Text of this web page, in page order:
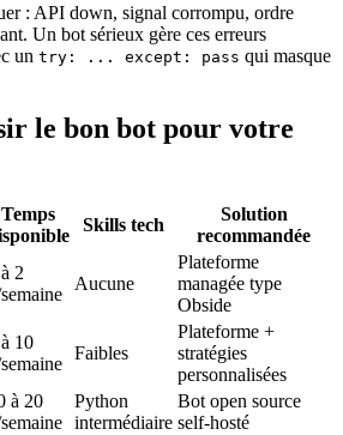
: API down, signal corrompu, ordre
Un bot sérieux gère ces erreurs
un try: ... except: pass qui masque
le bon bot pour votre
Temps
Skills tech
Solution
recommandée
2
Aucune
Plateforme
managée type
Obside
10
Faibles
Plateforme +
stratégies
personnalisées
à 20
Python
intermédiaire
Bot open source
self-hosté